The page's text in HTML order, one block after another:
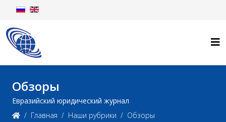
Обзоры
Евразийский юридический журнал
Главная
Наши рубрики
Обзоры